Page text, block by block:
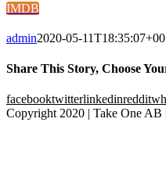
IMDB
admin2020-05-
Share This Story, Choose
facebooktwitterlinkedinreddit
Copyright 2020 | Take One AB